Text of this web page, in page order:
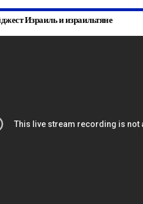
Израиль и израильтяне